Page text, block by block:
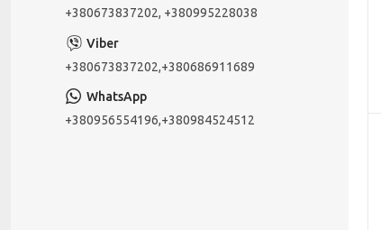
+380673837202, +380995228038
+380673837202,+380686911689
+380956554196,+380984524512